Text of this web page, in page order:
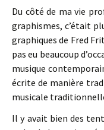
Du côté de ma vie
graphismes, c’était
graphiques de Fred
pas eu beaucoup
musique
écrite de manière
musicale
Il y avait bien des